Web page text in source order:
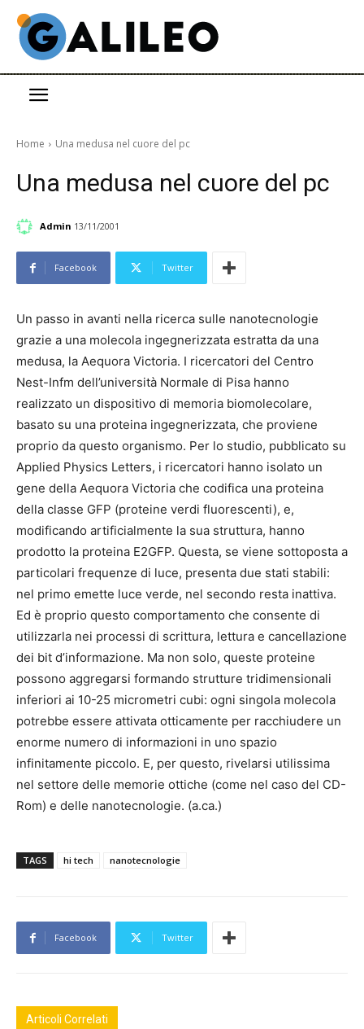
Home Una medusa nel cuore del pc
Una medusa nel cuore del pc
Admin 13/11/2001
Facebook Twitter
Un passo in avanti nella ricerca sulle nanotecnologie
grazie a una molecola ingegnerizzata estratta da una
medusa, la Aequora Victoria. I ricercatori del Centro
Nest-Infm dell’università Normale di Pisa hanno
realizzato un dispositivo di memoria biomolecolare,
basato su una proteina ingegnerizzata, che proviene
proprio da questo organismo. Per lo studio, pubblicato su
Applied Physics Letters, i ricercatori hanno isolato un
gene della Aequora Victoria che codifica una proteina
della classe GFP (proteine verdi fluorescenti), e,
modificando artificialmente la sua struttura, hanno
prodotto la proteina E2GFP. Questa, se viene sottoposta a
particolari frequenze di luce, presenta due stati stabili:
nel primo emette luce verde, nel secondo resta inattiva.
Ed è proprio questo comportamento che consente di
utilizzarla nei processi di scrittura, lettura e cancellazione
dei bit d’informazione. Ma non solo, queste proteine
possono aggregarsi formando strutture tridimensionali
inferiori ai 10-25 micrometri cubi: ogni singola molecola
potrebbe essere attivata otticamente per racchiudere un
enorme numero di informazioni in uno spazio
infinitamente piccolo. E, per questo, rivelarsi utilissima
nel settore delle memorie ottiche (come nel caso del CD-
Rom) e delle nanotecnologie. (a.ca.)
TAGS hi tech nanotecnologie
Facebook Twitter
Articoli Correlati